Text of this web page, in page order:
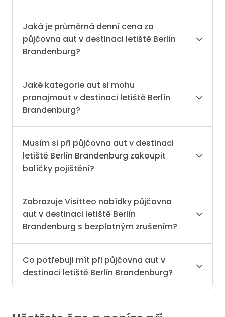
Jaká je průměrná denní cena za
půjčovna aut v destinaci letiště Berlín
Brandenburg?
Jaké kategorie aut si mohu
pronajmout v destinaci letiště Berlín
Brandenburg?
Musím si při půjčovna aut v destinaci
letiště Berlín Brandenburg zakoupit
balíčky pojištění?
Zobrazuje Visitteo nabídky půjčovna
aut v destinaci letiště Berlín
Brandenburg s bezplatným zrušením?
Co potřebuji mít při půjčovna aut v
destinaci letiště Berlín Brandenburg?